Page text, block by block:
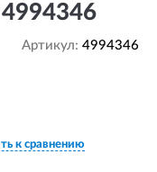
Артикул: 4994346
к сравнению